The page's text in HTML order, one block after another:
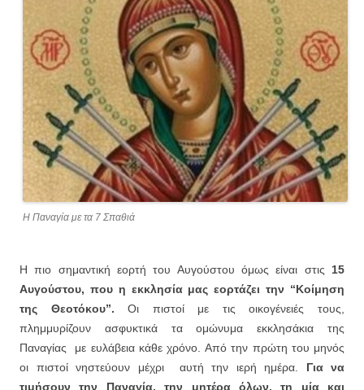
Η Παναγία με τα 7 Σπαθιά
Η πιο σημαντική εορτή του Αυγούστου όμως είναι στις 15
Αυγούστου, που η εκκλησία μας εορτάζει την “Κοίμηση
της Θεοτόκου”. Οι πιστοί με τις οικογένειές τους,
πλημμυρίζουν ασφυκτικά τα ομώνυμα εκκλησάκια της
Παναγίας με ευλάβεια κάθε χρόνο. Από την πρώτη του μηνός
οι πιστοί νηστεύουν μέχρι αυτή την ιερή ημέρα. Για να
τιμήσουν την Παναγία, την μητέρα όλων, τη μία και